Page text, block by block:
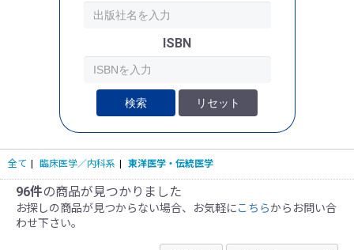
ISBN
検索 リセット
全て 臨床医学／内科系 東洋医学・伝統医学
96件の商品が見つかりました
お探しの商品が見つからない場合、お気軽にこちらからお問い合
わせ下さい。